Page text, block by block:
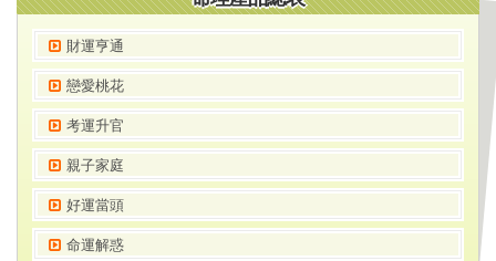
財運亨通
戀愛桃花
考運升官
親子家庭
好運當頭
命運解惑